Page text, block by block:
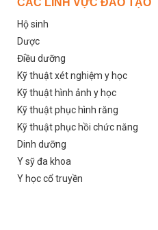
CÁC LĨNH VỰC ĐÀO TẠO
Hộ sinh
Dược
Điều dưỡng
Kỹ thuật xét nghiệm y học
Kỹ thuật hình ảnh y học
Kỹ thuật phục hình răng
Kỹ thuật phục hồi chức năng
Dinh dưỡng
Y sỹ đa khoa
Y học cổ truyền